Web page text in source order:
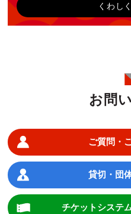
くわし
お問
ご質問・
貸切・団
チケットシステ